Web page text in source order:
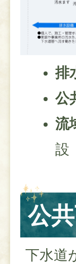
排
公
流
設
公
下水道